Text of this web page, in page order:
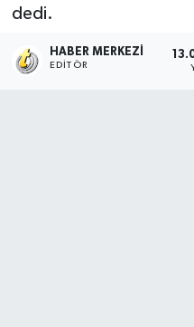
dedi.
HABER MERKEZI
EDITÖR